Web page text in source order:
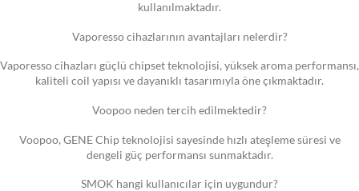
kullanılmaktadır.
Vaporesso cihazlarının avantajları nelerdir?
Vaporesso cihazları güçlü chipset teknolojisi, yüksek aroma performansı,
kaliteli coil yapısı ve dayanıklı tasarımıyla öne çıkmaktadır.
Voopoo neden tercih edilmektedir?
Voopoo, GENE Chip teknolojisi sayesinde hızlı ateşleme süresi ve
dengeli güç performansı sunmaktadır.
SMOK hangi kullanıcılar için uygundur?